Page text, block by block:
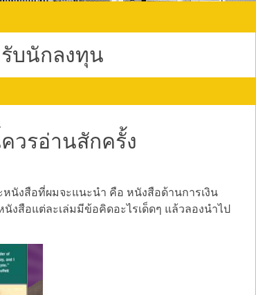
บนักลงทุน
วรอ่านสักครั้ง
นังสือที่ผมจะแนะนำ คือ หนังสือด้านการเงิน
งสือแต่ละเล่มมีข้อคิดอะไรเด็ดๆ แล้วลองนำไป